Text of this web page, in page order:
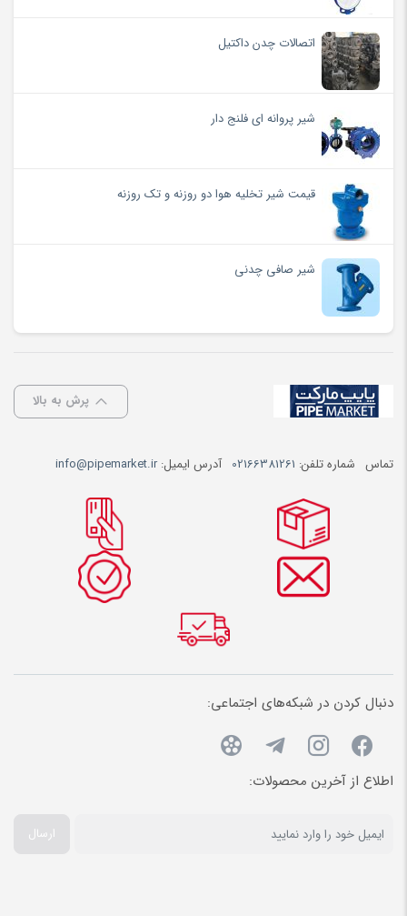
اتصالات چدن داکتیل
شیر پروانه ای فلنج دار
قیمت شیر تخلیه هوا دو روزنه و تک روزنه
شیر صافی چدنی
پرش به بالا
تماس شماره تلفن: 02166381261 آدرس ایمیل:info@pipemarket.ir
دنبال کردن در شبکه‌های اجتماعی:
اطلاع از آخرین محصولات:
ارسال